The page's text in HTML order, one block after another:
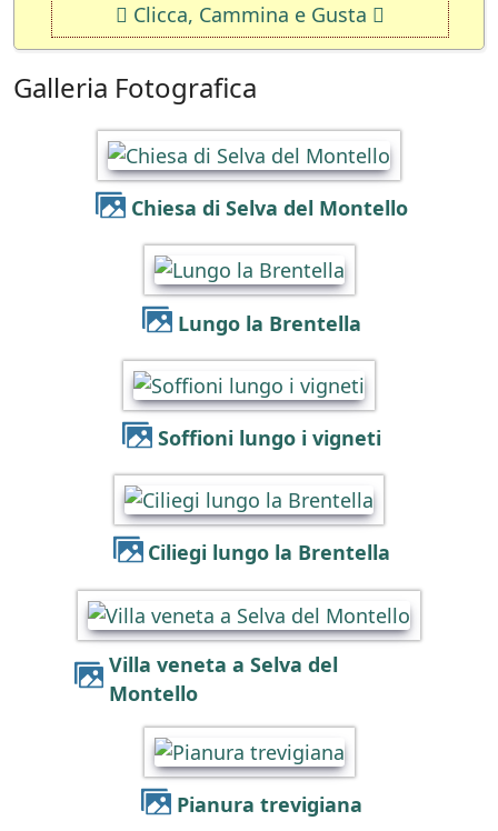
Clicca, Cammina e Gusta
Galleria Fotografica
Chiesa di Selva del Montello
Lungo la Brentella
Soffioni lungo i vigneti
Ciliegi lungo la Brentella
Villa veneta a Selva del
Montello
Pianura trevigiana